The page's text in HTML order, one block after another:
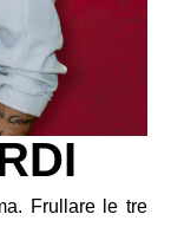
Frullare le tre